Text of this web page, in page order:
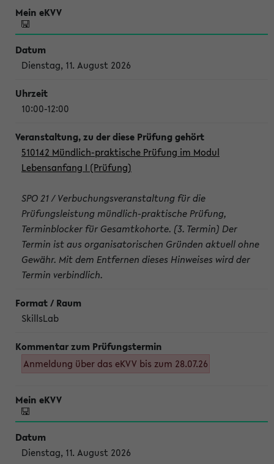
Dienstag, 11. August 2026
10:00-12:00
510142 Mündlich-praktische Prüfung im Modul
Lebensanfang I (Prüfung)
SPO 21 / Verbuchungsveranstaltung für die
Prüfungsleistung mündlich-praktische Prüfung,
Terminblocker für Gesamtkohorte. (3. Termin) Der
Termin ist aus organisatorischen Gründen aktuell ohne
Gewähr. Mit dem Entfernen dieses Hinweises wird der
Termin verbindlich.
SkillsLab
Anmeldung über das eKVV bis zum 28.07.26
Dienstag, 11. August 2026